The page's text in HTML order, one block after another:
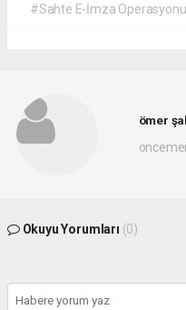
#Sahte E-İmza Operasyonu
ömer
Okuyu Yorumları (0)